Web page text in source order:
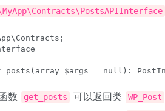
$args = null):
数 get_posts 可以返回类 WP_Post